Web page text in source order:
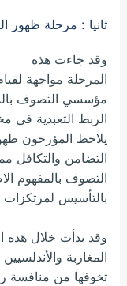
ثانيا : مرحلة ظهور
وقد جاءت هذه
المرحلة مواجهة
مؤسسي التصوف
الربط التعبدية في
يلاحظ المؤرخون
التضامن والتكافل
التصوف بالمفهوم
بالتأسيس
وقد بدأت خلال هذه
المغاربة
تخوفها من منافسة